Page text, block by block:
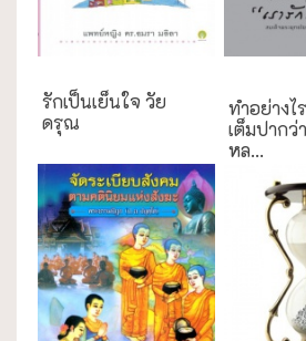
รักเป็นเย็นใจ วัย
ดรุณ
ทำอย่างไ
เต็มปากว่
หล...